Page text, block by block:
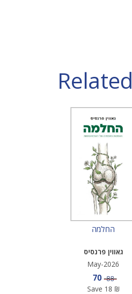
החלמה
גאווין פרנסיס
May-2026
Sale price
70 Price
88
Save 18 ₪